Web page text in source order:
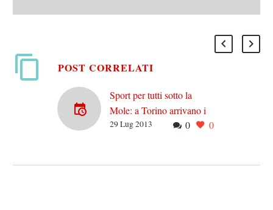
POST CORRELATI
Sport per tutti sotto la
Mole: a Torino arrivano i
World Masters Games
0 0
29 Lug 2013